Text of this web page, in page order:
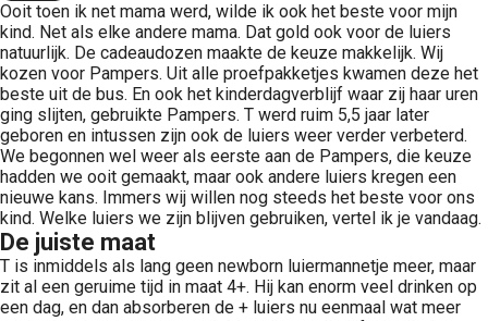
Ooit toen ik net mama werd, wilde ik ook het beste voor mijn
kind. Net als elke andere mama. Dat gold ook voor de luiers
natuurlijk. De cadeaudozen maakte de keuze makkelijk. Wij
kozen voor Pampers. Uit alle proefpakketjes kwamen deze het
beste uit de bus. En ook het kinderdagverblijf waar zij haar uren
ging slijten, gebruikte Pampers. T werd ruim 5,5 jaar later
geboren en intussen zijn ook de luiers weer verder verbeterd.
We begonnen wel weer als eerste aan de Pampers, die keuze
hadden we ooit gemaakt, maar ook andere luiers kregen een
nieuwe kans. Immers wij willen nog steeds het beste voor ons
kind. Welke luiers we zijn blijven gebruiken, vertel ik je vandaag.
De juiste maat
T is inmiddels als lang geen newborn luiermannetje meer, maar
zit al een geruime tijd in maat 4+. Hij kan enorm veel drinken op
een dag, en dan absorberen de + luiers nu eenmaal wat meer